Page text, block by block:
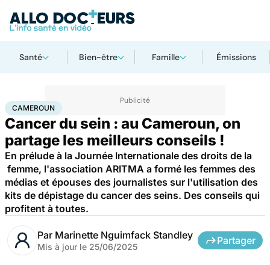
Santé Bien-être Famille Émissions
AccueilSanté Cameroun
CAMEROUN
Cancer du sein : au Cameroun, on
partage les meilleurs conseils !
En prélude à la Journée Internationale des droits de la
femme, l'association ARITMA a formé les femmes des
médias et épouses des journalistes sur l'utilisation des
kits de dépistage du cancer des seins. Des conseils qui
profitent à toutes.
Par Marinette Nguimfack Standley
Mis à jour le 25/06/2025
Partager